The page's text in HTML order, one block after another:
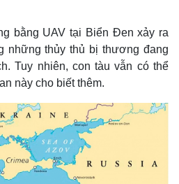
bằng UAV tại Biển Đen xảy ra
những thủy thủ bị thương đang
Tuy nhiên, con tàu vẫn có thể
này cho biết thêm.